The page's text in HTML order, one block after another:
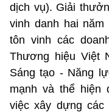
dịch vụ). Giải
vinh danh hai
tôn vinh các
Thương hiệu Việt
Sáng tạo - Năng
mạnh và thể hiện
việc xây dựng